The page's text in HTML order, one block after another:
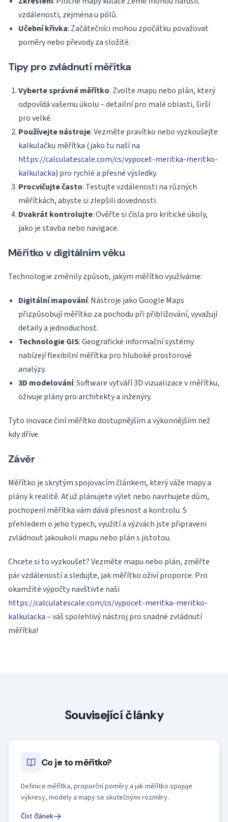
vzdálenosti, zejména u pólů.
Učební křivka: Začátečníci mohou zpočátku považovat
poměry nebo převody za složité.
Tipy pro zvládnutí měřítka
Vyberte správné měřítko: Zvolte mapu nebo plán, který
odpovídá vašemu úkolu – detailní pro malé oblasti, širší
pro velké.
Používejte nástroje: Vezměte pravítko nebo vyzkoušejte
kalkulačku měřítka (jako tu naší na
https://calculatescale.com/cs/vypocet-meritka-meritko-
kalkulacka) pro rychlé a přesné výsledky.
Procvičujte často: Testujte vzdálenosti na různých
měřítkách, abyste si zlepšili dovednosti.
Dvakrát kontrolujte: Ověřte si čísla pro kritické úkoly,
jako je stavba nebo navigace.
Měřítko v digitálním věku
Technologie změnily způsob, jakým měřítko využíváme:
Digitální mapování: Nástroje jako Google Maps
přizpůsobují měřítko za pochodu při přibližování, vyvažují
detaily a jednoduchost.
Technologie GIS: Geografické informační systémy
nabízejí flexibilní měřítka pro hluboké prostorové
analýzy.
3D modelování: Software vytváří 3D vizualizace v měřítku,
oživuje plány pro architekty a inženýry.
Tyto inovace činí měřítko dostupnějším a výkonnějším než
kdy dříve.
Závěr
Měřítko je skrytým spojovacím článkem, který váže mapy a
plány k realitě. Ať už plánujete výlet nebo navrhujete dům,
pochopení měřítka vám dává přesnost a kontrolu. S
přehledem o jeho typech, využití a výzvách jste připraveni
zvládnout jakoukoli mapu nebo plán s jistotou.
Chcete si to vyzkoušet? Vezměte mapu nebo plán, změřte
pár vzdáleností a sledujte, jak měřítko oživí proporce. Pro
okamžité výpočty navštivte naši
https://calculatescale.com/cs/vypocet-meritka-meritko-
kalkulacka– váš spolehlivý nástroj pro snadné zvládnutí
měřítka!
Související články
Co je to měřítko?
Definice měřítka, proporční poměry a jak měřítko spojuje
výkresy, modely a mapy se skutečnými rozměry.
Číst článek